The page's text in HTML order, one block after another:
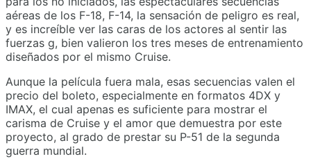
aéreas de los F-18, F-14, la sensación de peligro es real,
y es increíble ver las caras de los actores al sentir las
fuerzas g, bien valieron los tres meses de entrenamiento
diseñados por el mismo Cruise.
Aunque la película fuera mala, esas secuencias valen el
precio del boleto, especialmente en formatos 4DX y
IMAX, el cual apenas es suficiente para mostrar el
carisma de Cruise y el amor que demuestra por este
proyecto, al grado de prestar su P-51 de la segunda
guerra mundial.